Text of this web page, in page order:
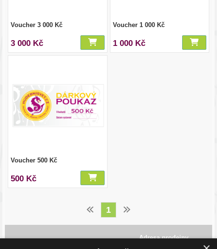
Voucher 3 000 Kč
3 000 Kč
Voucher 1 000 Kč
1 000 Kč
Voucher 500 Kč
500 Kč
1
Adresa prodejny